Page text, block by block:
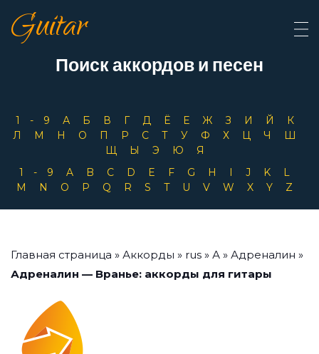
Guitar
Поиск аккордов и песен
1-9 А Б В Г Д Ё Е Ж З И Й
К
Л
М Н О П Р С Т У Ф Х Ц Ч
Ш
Щ
Ы Э Ю
Я
1-9
A B C D E F G H I J K
L
M
N O P Q R S T U V W X Y Z
Главная страница » Аккорды » rus » А » Адреналин »
Адреналин — Вранье: аккорды для гитары